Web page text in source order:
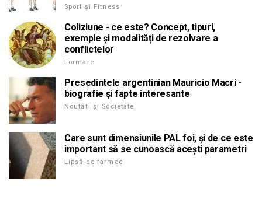
Sport și Fitness
Coliziune - ce este? Concept, tipuri,
exemple și modalități de rezolvare a
conflictelor
Formare
Presedintele argentinian Mauricio Macri -
biografie și fapte interesante
Noutăți și Societate
Care sunt dimensiunile PAL foi, și de ce este
important să se cunoască acești parametri
Lipsă de farmec